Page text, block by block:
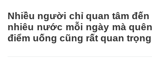
Nhiều người chỉ quan tâm
nhiêu nước mỗi ngày mà
điểm uống cũng rất quan